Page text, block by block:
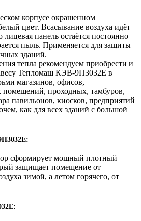
корпусе окрашенном
цвет. Всасывание воздуха идёт
лицевая панель остаётся постоянно
пыль. Применяется для защиты
зданий.
тепла рекомендуем приобрести и
Тепломаш КЭВ-9П3032Е в
магазинов, офисов,
проходных, тамбуров,
павильонов, киосков, предприятий
как для всех зданий с большой
сформирует мощный плотный
защищает помещение от
зимой, а летом горячего, от